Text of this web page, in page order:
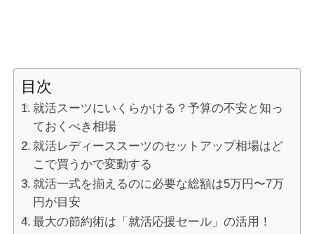
目次
就活スーツにいくらかける？予算の不安と知っ
ておくべき相場
就活レディーススーツのセットアップ相場はど
こで買うかで変動する
就活一式を揃えるのに必要な総額は5万円〜7万
円が目安
最大の節約術は「就活応援セール」の活用！